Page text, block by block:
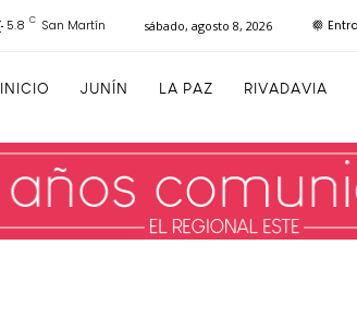
5.8 C San Martín sábado, agosto 8, 2026
INICIO JUNÍN LA PAZ RIVADAVIA